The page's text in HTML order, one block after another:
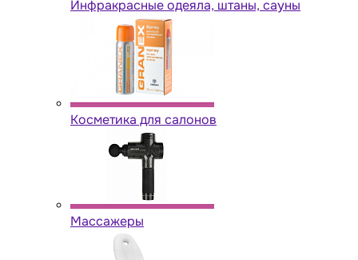
Инфракрасные одеяла, штаны, сауны
Косметика для салонов
Массажеры